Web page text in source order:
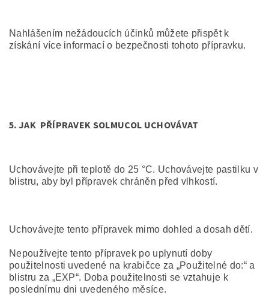
Nahlášením nežádoucích účinků můžete přispět k
získání více informací o bezpečnosti tohoto přípravku.
5. JAK PŘÍPRAVEK SOLMUCOL UCHOVÁVAT
Uchovávejte při teplotě do 25 °C. Uchovávejte pastilku v
blistru, aby byl přípravek chráněn před vlhkostí.
Uchovávejte tento přípravek mimo dohled a dosah dětí.
Nepoužívejte tento přípravek po uplynutí doby
použitelnosti uvedené na krabičce za „Použitelné do:“ a
blistru za „EXP“. Doba použitelnosti se vztahuje k
poslednímu dni uvedeného měsíce.